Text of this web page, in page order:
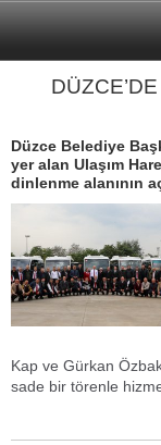
Düzce Belediye
yer alan Ulaşım
dinlenme alanının
Kap ve Gürkan
sade bir törenle